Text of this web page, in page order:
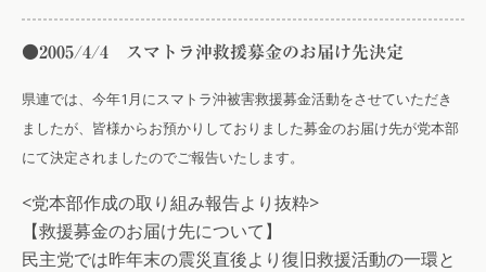
●2005/4/4 スマトラ沖救援募金のお届け先決定
県連では、今年1月にスマトラ沖被害救援募金活動をさせていただき
ましたが、皆様からお預かりしておりました募金のお届け先が党本部
にて決定されましたのでご報告いたします。
<党本部作成の取り組み報告より抜粋>
【救援募金のお届け先について】
民主党では昨年末の震災直後より復旧救援活動の一環と